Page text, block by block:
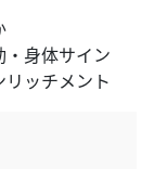
・身体サイン
ッチメント